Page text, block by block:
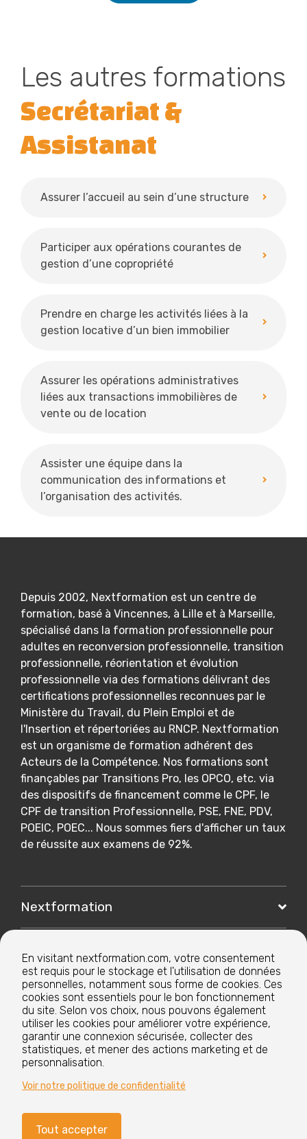
Les autres formations
Secrétariat &
Assistanat
Assurer l’accueil au sein d’une structure
Participer aux opérations courantes de
gestion d’une copropriété
Prendre en charge les activités liées à la
gestion locative d’un bien immobilier
Assurer les opérations administratives
liées aux transactions immobilières de
vente ou de location
Assister une équipe dans la
communication des informations et
l’organisation des activités.
Depuis 2002, Nextformation est un centre de
formation, basé à Vincennes, à Lille et à Marseille,
spécialisé dans la formation professionnelle pour
adultes en reconversion professionnelle, transition
professionnelle, réorientation et évolution
professionnelle via des formations délivrant des
certifications professionnelles reconnues par le
Ministère du Travail, du Plein Emploi et de
l'Insertion et répertoriées au RNCP. Nextformation
est un organisme de formation adhérent des
Acteurs de la Compétence. Nos formations sont
finançables par Transitions Pro, les OPCO, etc. via
des dispositifs de financement comme le CPF, le
CPF de transition Professionnelle, PSE, FNE, PDV,
POEIC, POEC... Nous sommes fiers d'afficher un taux
de réussite aux examens de 92%.
Nextformation
Nos centres de formation
Le groupe
Mentions légales
En visitant nextformation.com, votre consentement
est requis pour le stockage et l'utilisation de données
personnelles, notamment sous forme de cookies. Ces
cookies sont essentiels pour le bon fonctionnement
du site. Selon vos choix, nous pouvons également
utiliser les cookies pour améliorer votre expérience,
garantir une connexion sécurisée, collecter des
statistiques, et mener des actions marketing et de
personnalisation.
Tout accepter
Voir notre politique de confidentialité